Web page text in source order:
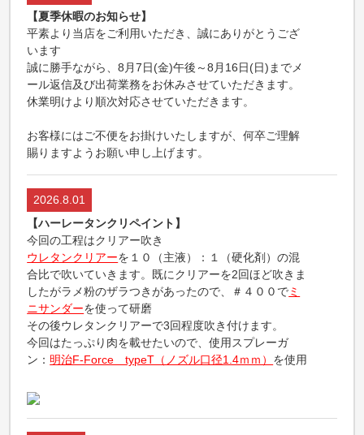
【夏季休暇のお知らせ】
平素より当店をご利用いただき、誠にありがとうござ
います
誠に勝手ながら、8月7日(金)午後～8月16日(日)までメ
ール返信及び出荷業務をお休みさせていただきます。
休業明けより順次対応させていただきます。
お客様にはご不便をお掛けいたしますが、何卒ご理解
賜りますようお願い申し上げます。
2026.8.01
【ハーレータンクリペイント】
今回の工程はクリアー吹き
ウレタンクリアーを１０（主液）：１（硬化剤）の混
合比で吹いていきます。既にクリアーを2回ほど吹きま
したがラメ粉のザラつきがあったので、＃４００でミ
ニサンダーを使って研磨
その後ウレタンクリアーで3回程度吹き付けます。
今回はたっぷり肉を載せたいので、使用スプレーガ
ン： 明治F-Force typeT（ノズル口径1.4ｍｍ） を使用